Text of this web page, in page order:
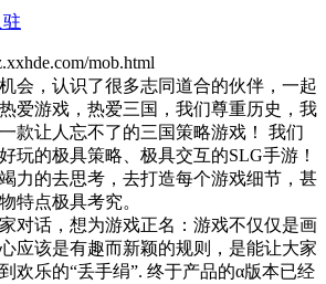
mob.html
会，认识了很多志同道合的伙伴，一起
爱游戏，热爱三国，我们尊重历史，我
款让人忘不了的三国策略游戏！ 我们
玩的极具策略、极具交互的SLG手游！
力的去思考，去打造每个游戏细节，甚
特点极具考究。
对话，想为游戏正名：游戏不仅仅是画
应该是有趣而新颖的规则，是能让大家
欢乐的“丢手绢”. 终于产品的α版本已经